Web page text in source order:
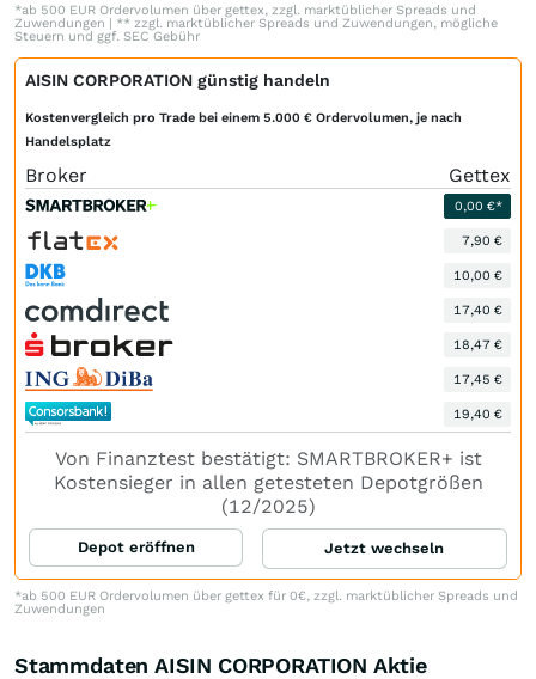
*ab 500 EUR Ordervolumen über gettex, zzgl. marktüblicher Spreads und
Zuwendungen | ** zzgl. marktüblicher Spreads und Zuwendungen, mögliche
Steuern und ggf. SEC Gebühr
AISIN CORPORATION günstig handeln
Kostenvergleich pro Trade bei einem 5.000 € Ordervolumen, je nach
Handelsplatz
Broker Gettex
0,00 €*
7,90 €
10,00 €
17,40 €
18,47 €
17,45 €
19,40 €
Von Finanztest bestätigt: SMARTBROKER+ ist
Kostensieger in allen getesteten Depotgrößen
(12/2025)
Depot eröffnen Jetzt wechseln
*ab 500 EUR Ordervolumen über gettex für 0€, zzgl. marktüblicher Spreads und
Zuwendungen
Stammdaten AISIN CORPORATION Aktie